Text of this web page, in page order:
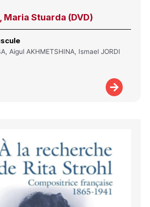
Maria Stuarda (DVD)
Aigul AKHMETSHINA, Ismael JORDI